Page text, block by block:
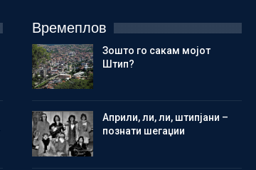
Времеплов
Зошто го сакам мојот
Штип?
Aприли, ли, ли, штипјани –
познати шегаџии